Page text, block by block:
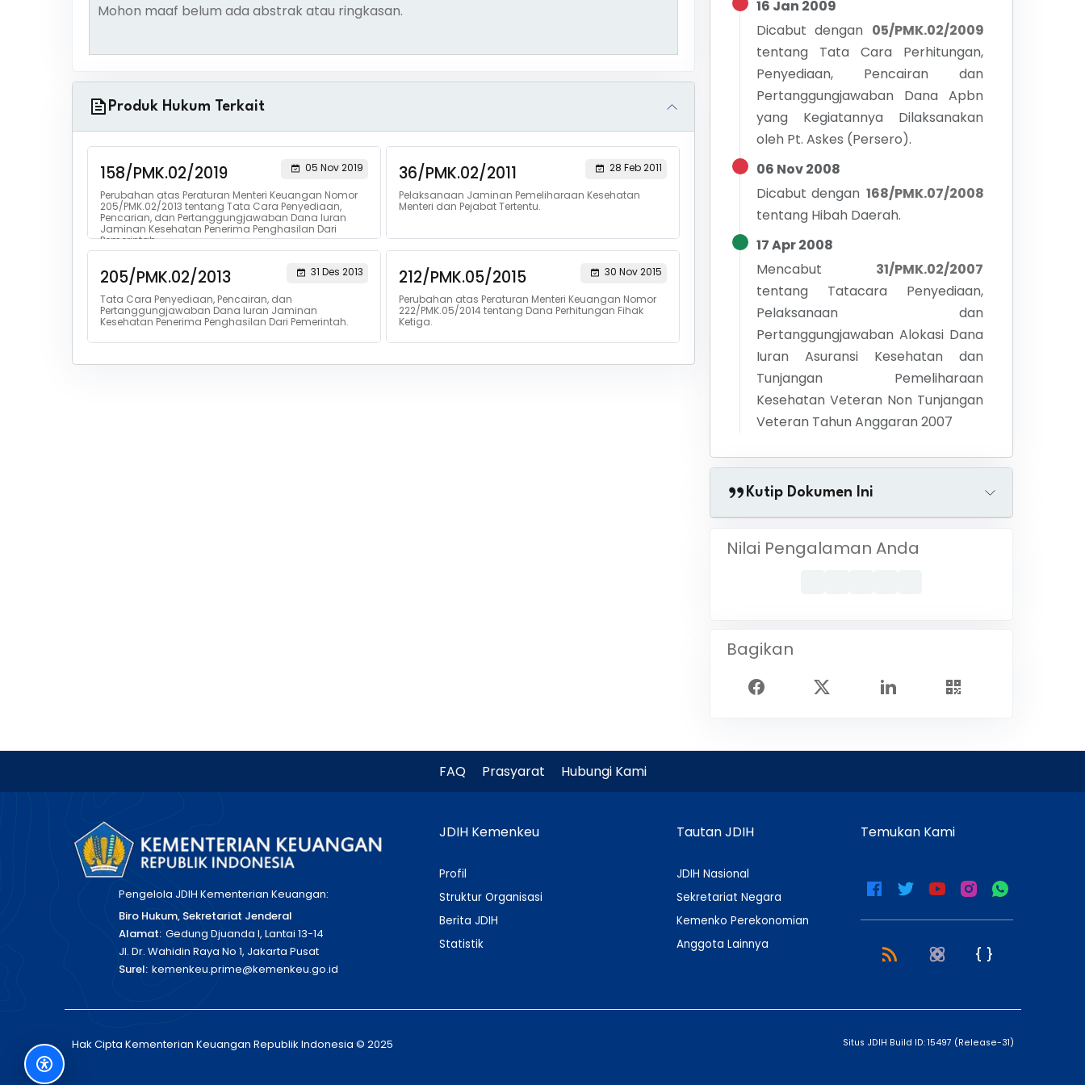
Mohon maaf belum ada abstrak atau ringkasan.
Produk Hukum Terkait
158/PMK.02/2019
05 Nov 2019
Perubahan atas Peraturan Menteri Keuangan Nomor
205/PMK.02/2013 tentang Tata Cara Penyediaan,
Pencarian, dan Pertanggungjawaban Dana Iuran
Jaminan Kesehatan Penerima Penghasilan Dari
Pemerintah
36/PMK.02/2011
28 Feb 2011
Pelaksanaan Jaminan Pemeliharaan Kesehatan
Menteri dan Pejabat Tertentu.
205/PMK.02/2013
31 Des 2013
Tata Cara Penyediaan, Pencairan, dan
Pertanggungjawaban Dana Iuran Jaminan
Kesehatan Penerima Penghasilan Dari Pemerintah.
212/PMK.05/2015
30 Nov 2015
Perubahan atas Peraturan Menteri Keuangan Nomor
222/PMK.05/2014 tentang Dana Perhitungan Fihak
Ketiga.
16 Jan 2009
Dicabut dengan 05/PMK.02/2009
tentang Tata Cara Perhitungan,
Penyediaan, Pencairan dan
Pertanggungjawaban Dana Apbn
yang Kegiatannya Dilaksanakan
oleh Pt. Askes (Persero).
06 Nov 2008
Dicabut dengan 168/PMK.07/2008
tentang Hibah Daerah.
17 Apr 2008
Mencabut
31/PMK.02/2007
tentang Tatacara Penyediaan,
Pelaksanaan dan
Pertanggungjawaban Alokasi Dana
Iuran Asuransi Kesehatan dan
Tunjangan Pemeliharaan
Kesehatan Veteran Non Tunjangan
Veteran Tahun Anggaran 2007
Kutip Dokumen Ini
Nilai Pengalaman Anda
Bagikan
FAQ Prasyarat Hubungi Kami
Pengelola JDIH Kementerian Keuangan:
Biro Hukum, Sekretariat Jenderal
Alamat: Gedung Djuanda I, Lantai 13-14
Jl. Dr. Wahidin Raya No 1, Jakarta Pusat
Surel: kemenkeu.prime@kemenkeu.go.id
JDIH Kemenkeu
Profil
Struktur Organisasi
Berita JDIH
Statistik
Tautan JDIH
JDIH Nasional
Sekretariat Negara
Kemenko Perekonomian
Anggota Lainnya
Temukan Kami
Hak Cipta Kementerian Keuangan Republik Indonesia © 2025 Situs JDIH Build ID: 15497 (Release-31)